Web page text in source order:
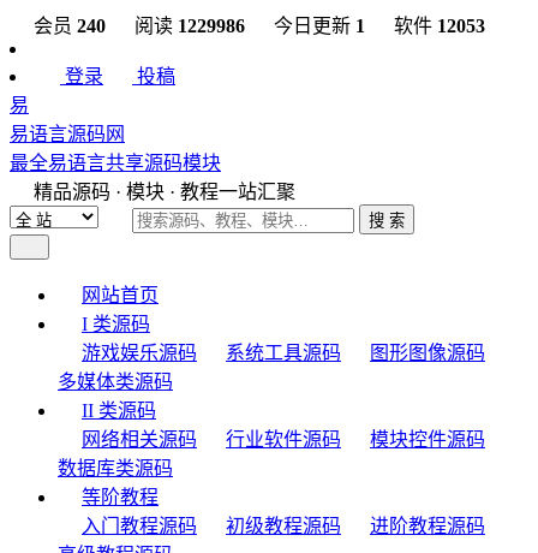
会员 240 阅读 1229986 今日更新 1 软件 12053
登录
投稿
易
易语言源码网
最全易语言共享源码模块
精品源码 · 模块 · 教程一站汇聚
搜 索
网站首页
I 类源码
游戏娱乐源码
系统工具源码
图形图像源码
多媒体类源码
II 类源码
网络相关源码
行业软件源码
模块控件源码
数据库类源码
等阶教程
入门教程源码
初级教程源码
进阶教程源码